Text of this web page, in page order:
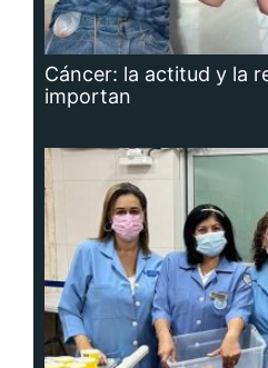
Cáncer: la actitud y la
importan